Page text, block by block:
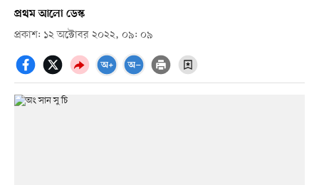
প্রথম আলো ডেস্ক
প্রকাশ: ১২ অক্টোবর ২০২২, ০৯: ০৯